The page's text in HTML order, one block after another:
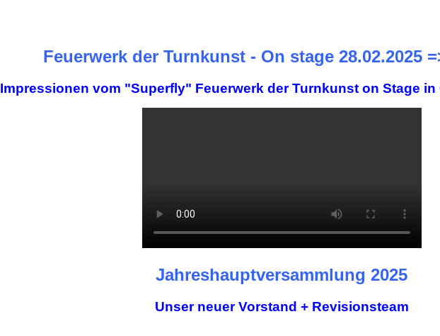
Feuerwerk der Turnkunst - On stage 28.02.2025
Impressionen vom "Superfly" Feuerwerk der Turnkunst on Stage in
Jahreshauptversammlung 2025
Unser neuer Vorstand + Revisionsteam